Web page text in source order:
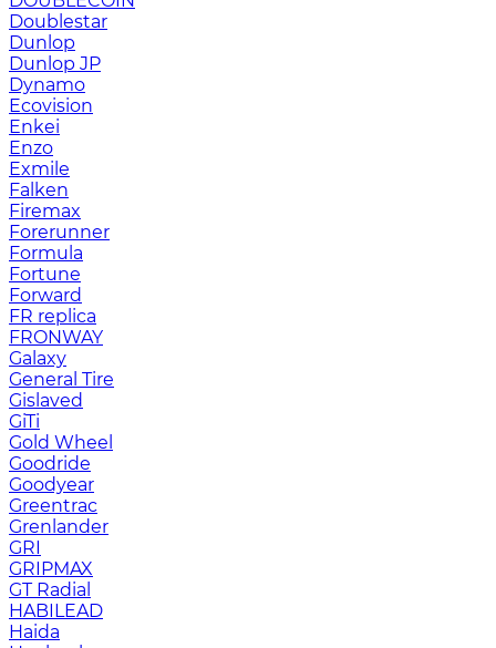
Doublestar
Dunlop
Dunlop JP
Dynamo
Ecovision
Enkei
Enzo
Exmile
Falken
Firemax
Forerunner
Formula
Fortune
Forward
FR replica
FRONWAY
Galaxy
General Tire
Gislaved
GiTi
Gold Wheel
Goodride
Goodyear
Greentrac
Grenlander
GRI
GRIPMAX
GT Radial
HABILEAD
Haida